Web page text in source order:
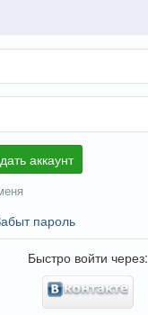
аккаунт
пароль
Быстро войти через: